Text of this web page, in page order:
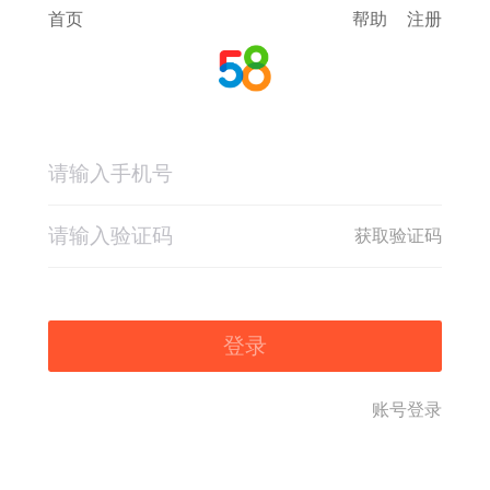
首页 帮助 注册
获取验证码
登录
账号登录